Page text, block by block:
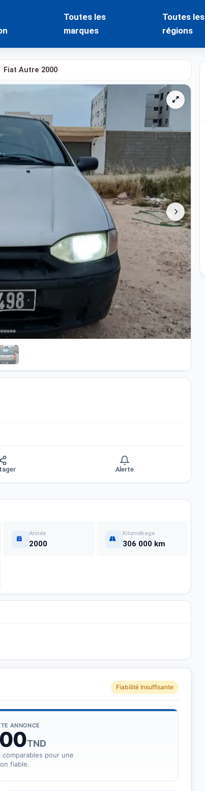
Toutes les
marques
Toutes les
régions
Fiat Autre 2000
Alerte
Année
2000
Kilométrage
306 000 km
Fiabilité Insuffisante
ANNONCE
TND
comparables pour une
fiable.